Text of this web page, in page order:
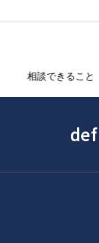
相談できること